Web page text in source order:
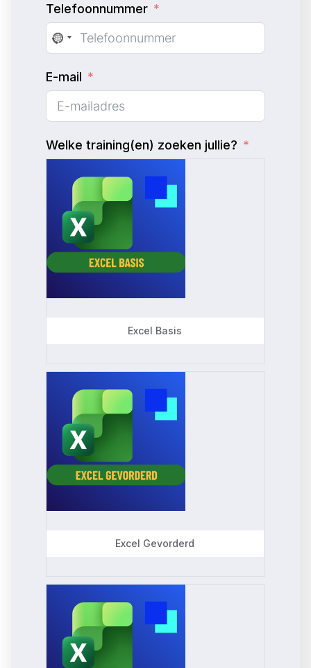
Telefoonnummer
N
c
o
u
n
t
s
e
l
e
E-mail
Welke training(en) zoeken jullie?
Excel Basis
Excel Gevorderd